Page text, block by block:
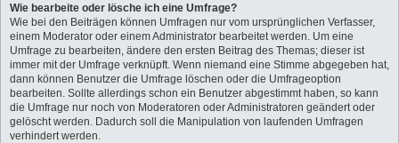
Wie bearbeite oder lösche ich eine Umfrage?
Wie bei den Beiträgen können Umfragen nur vom ursprünglichen Verfasser,
einem Moderator oder einem Administrator bearbeitet werden. Um eine
Umfrage zu bearbeiten, ändere den ersten Beitrag des Themas; dieser ist
immer mit der Umfrage verknüpft. Wenn niemand eine Stimme abgegeben hat,
dann können Benutzer die Umfrage löschen oder die Umfrageoption
bearbeiten. Sollte allerdings schon ein Benutzer abgestimmt haben, so kann
die Umfrage nur noch von Moderatoren oder Administratoren geändert oder
gelöscht werden. Dadurch soll die Manipulation von laufenden Umfragen
verhindert werden.